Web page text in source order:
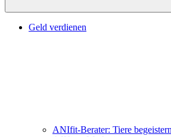
Geld verdienen
ANIfit-Berater: Tiere